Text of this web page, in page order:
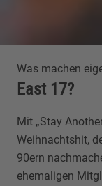
Was machen
East 17?
Mit „Stay
Weihnachtshit,
90ern
ehemaligen